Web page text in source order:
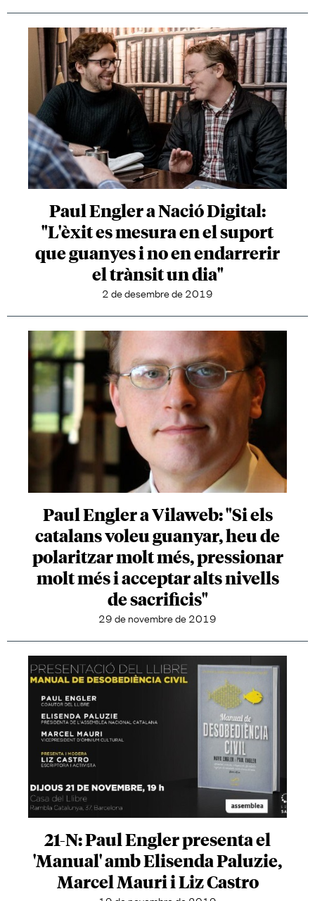
Paul Engler a Nació Digital:
"L'èxit es mesura en el suport
que guanyes i no en endarrerir
el trànsit un dia"
2 de desembre de 2019
Paul Engler a Vilaweb: "Si els
catalans voleu guanyar, heu de
polaritzar molt més, pressionar
molt més i acceptar alts nivells
de sacrificis"
29 de novembre de 2019
21-N: Paul Engler presenta el
'Manual' amb Elisenda Paluzie,
Marcel Mauri i Liz Castro